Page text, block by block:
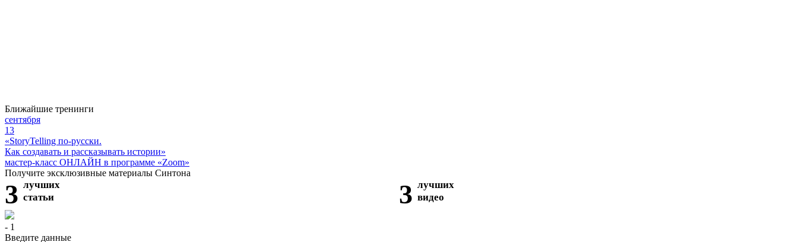
Ближайшие тренинги
сентября
13
«StoryTelling по-русски.
Как создавать и рассказывать истории»
мастер-класс ОНЛАЙН в программе «Zoom»
Получите эксклюзивные материалы Синтона
3 лучших
статьи
3 лучших
видео
- 1
Введите данные